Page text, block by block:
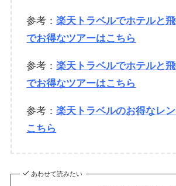
参考：楽天トラベルでホテルと
でお得なツアーはこちら
参考：楽天トラベルでホテルと
でお得なツアーはこちら
参考：楽天トラベルのお得なレ
こちら
あわせて読みたい